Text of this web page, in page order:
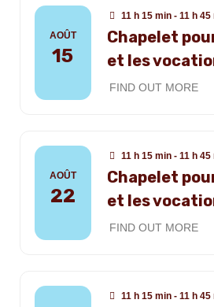
AOÛT
15
11 h 15 min - 11 h 45
Chapelet
et les
FIND OUT MORE
AOÛT
22
11 h 15 min - 11 h 45
Chapelet
et les
FIND OUT MORE
11 h 15 min - 11 h 45